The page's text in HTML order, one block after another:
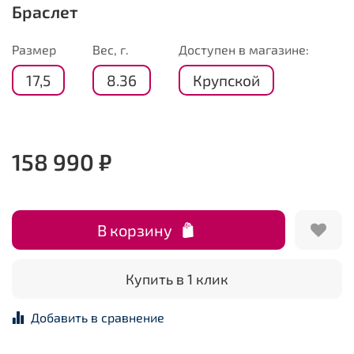
Браслет
Размер
17,5
Вес, г.
8.36
Доступен в магазине:
Крупской
158 990 ₽
В корзину
Купить в 1 клик
Добавить в сравнение